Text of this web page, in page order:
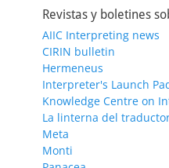
Revistas y boletines
AIIC Interpreting news
CIRIN bulletin
Hermeneus
Interpreter's Launch
Knowledge Centre on
La linterna del
Meta
Monti